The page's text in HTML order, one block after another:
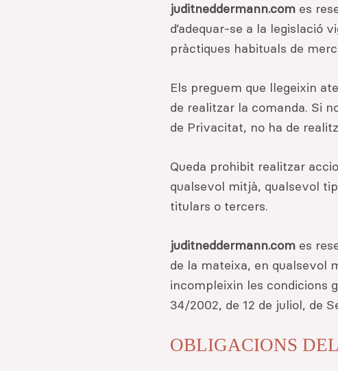
juditneddermann.com es
d’adequar-se a la legislació
pràctiques habituals de
Els preguem que llegeixin
de realitzar la comanda. Si
de Privacitat, no ha de
Queda prohibit realitzar
qualsevol mitjà, qualsevol
titulars o tercers.
juditneddermann.com es
de la mateixa, en qualsevol
incompleixin les condicions
34/2002, de 12 de juliol, de
OBLIGACIONS